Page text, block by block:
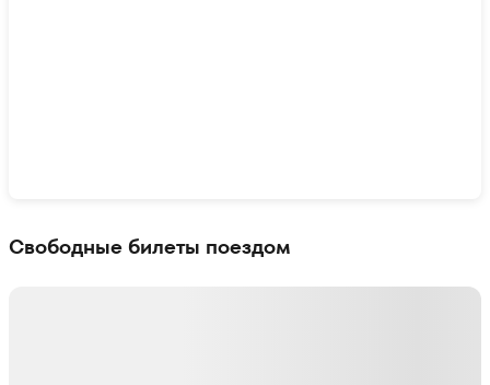
Свободные билеты поездом